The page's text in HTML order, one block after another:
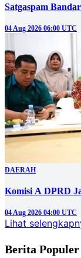
Satgaspam
04 Aug 2026 06:00 UTC
DAERAH
Komisi A DPRD
04 Aug 2026 04:00 UTC
Lihat
Berita Populer